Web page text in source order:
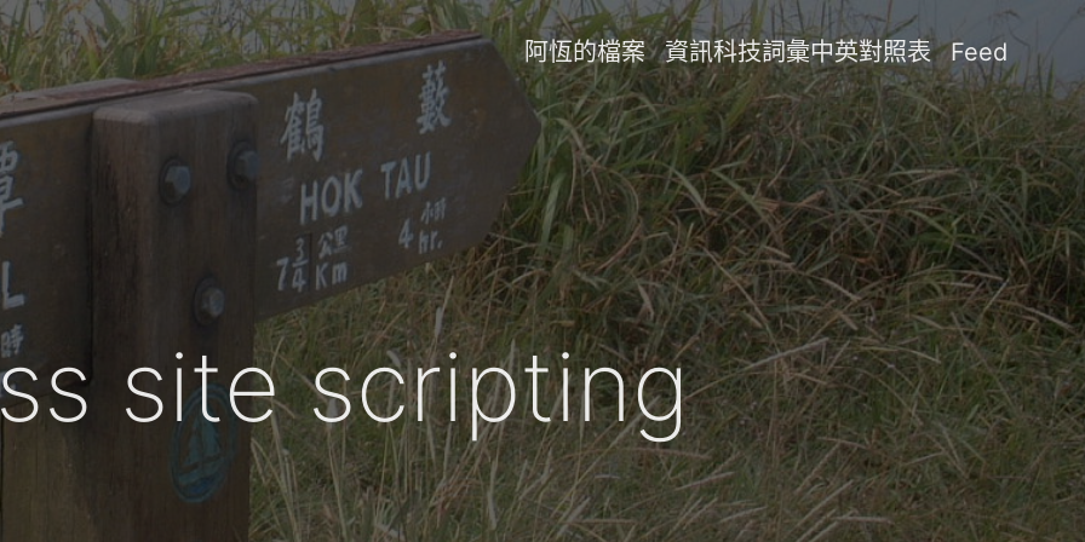
阿恆的檔案 資訊科技詞彙中英對照表 Feed
site scripting